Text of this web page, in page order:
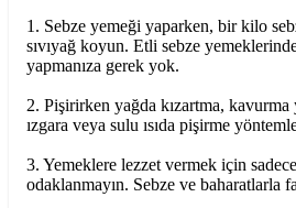
1. Sebze yemeği yaparken, bir kilo
sıvıyağ koyun. Etli sebze
yapmanıza gerek yok.
2. Pişirirken yağda kızartma, kavurma
ızgara veya sulu ısıda pişirme
3. Yemeklere lezzet vermek için
odaklanmayın. Sebze ve baharatlarla